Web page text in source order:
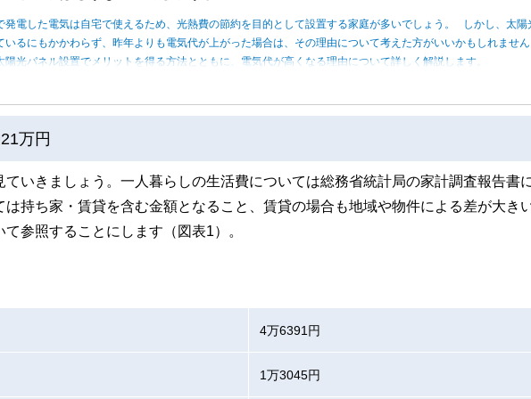
発電した電気は自宅で使えるため、光熱費の節約を目的として設置する家庭が多いでしょう。 しかし、太陽
いるにもかかわらず、昨年よりも電気代が上がった場合は、その理由について考えた方がいいかもしれませ
陽光パネル設置でメリットを得る方法とともに、電気代が高くなる理由について詳しく解説します。
万円
いきましょう。一人暮らしの生活費については総務省統計局の家計調査報告書
は持ち家・賃貸を含む金額となること、賃貸の場合も地域や物件による差が大き
参照することにします（図表1）。
4万6391円
1万3045円